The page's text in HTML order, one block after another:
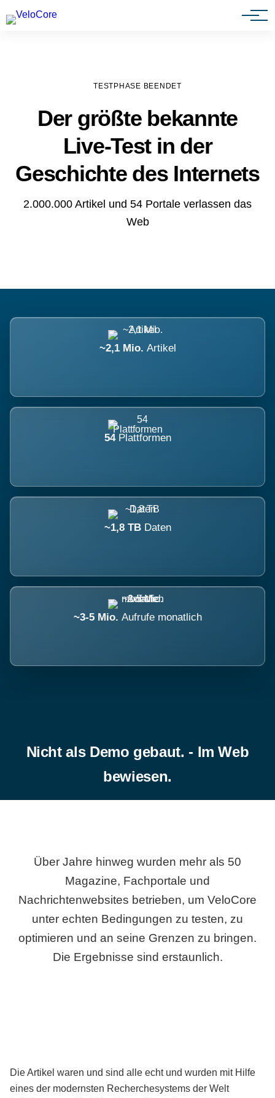
Agenturen & Webdesigner
TESTPHASE BEENDET
Der größte bekannte
Live-Test in der
Geschichte des Internets
2.000.000 Artikel und 54 Portale verlassen das
Web
~2,1 Mio. Artikel
54 Plattformen
~1,8 TB Daten
~3-5 Mio. Aufrufe monatlich
Nicht als Demo gebaut. - Im Web
bewiesen.
Über Jahre hinweg wurden mehr als 50
Magazine, Fachportale und
Nachrichtenwebsites betrieben, um VeloCore
unter echten Bedingungen zu testen, zu
optimieren und an seine Grenzen zu bringen.
Die Ergebnisse sind erstaunlich.
Die Artikel waren und sind alle echt und wurden mit Hilfe
eines der modernsten Recherchesystems der Welt